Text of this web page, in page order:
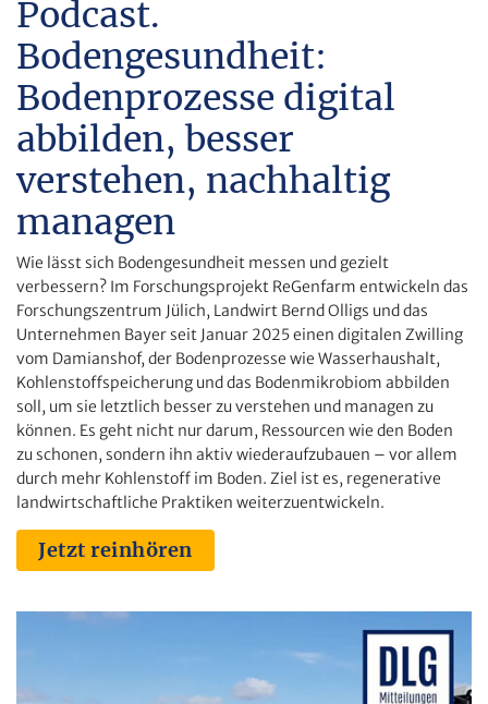
Podcast.
Bodengesundheit:
Bodenprozesse digital
abbilden, besser
verstehen, nachhaltig
managen
Wie lässt sich Bodengesundheit messen und gezielt
verbessern? Im Forschungsprojekt ReGenfarm entwickeln das
Forschungszentrum Jülich, Landwirt Bernd Olligs und das
Unternehmen Bayer seit Januar 2025 einen digitalen Zwilling
vom Damianshof, der Bodenprozesse wie Wasserhaushalt,
Kohlenstoffspeicherung und das Bodenmikrobiom abbilden
soll, um sie letztlich besser zu verstehen und managen zu
können. Es geht nicht nur darum, Ressourcen wie den Boden
zu schonen, sondern ihn aktiv wiederaufzubauen – vor allem
durch mehr Kohlenstoff im Boden. Ziel ist es, regenerative
landwirtschaftliche Praktiken weiterzuentwickeln.
Jetzt reinhören